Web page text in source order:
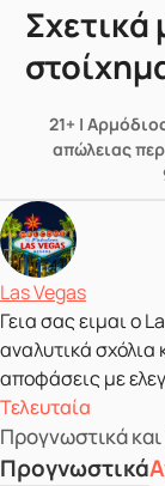
Τελευταία
Προγνωστικά και
Προγνωστικά
Σχετικά
21+ |
απώλειας
Δημοσιεύτηκε από
Las Vegas
Γεια σας ειμαι ο
αναλυτικά σχόλια
αποφάσεις με